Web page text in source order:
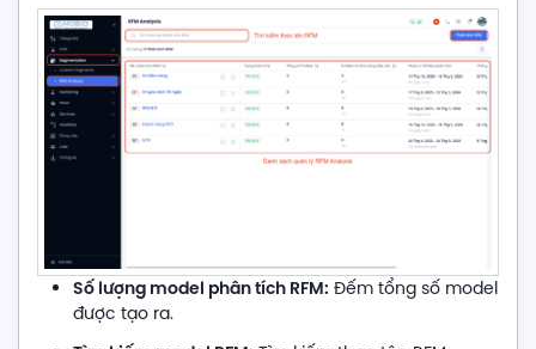
Số lượng model phân tích RFM: Đếm tổng số model
được tạo ra.